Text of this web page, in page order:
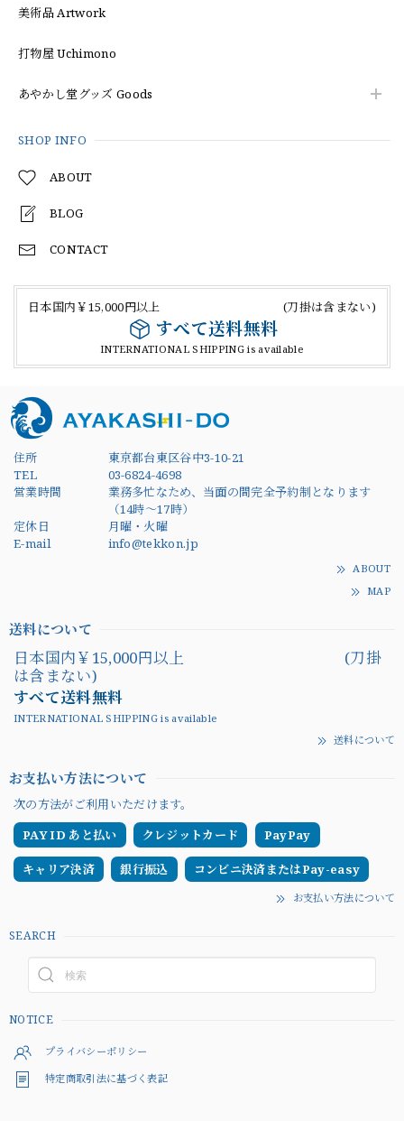
美術品 Artwork
打物屋 Uchimono
あやかし堂グッズ Goods
SHOP INFO
ABOUT
BLOG
CONTACT
日本国内￥15,000円以上 (刀掛は含まない)
すべて送料無料
INTERNATIONAL SHIPPING is available
住所
東京都台東区谷中3-10-21
TEL
03-6824-4698
営業時間
業務多忙なため、当面の間完全予約制となります
（14時～17時）
定休日
月曜・火曜
E-mail
info@tekkon.jp
ABOUT
MAP
送料について
日本国内￥15,000円以上 (刀掛
は含まない)
すべて送料無料
INTERNATIONAL SHIPPING is available
送料について
お支払い方法について
次の方法がご利用いただけます。
PAY ID あと払い
クレジットカード PayPay
キャリア決済 銀行振込 コンビニ決済またはPay-easy
お支払い方法について
SEARCH
NOTICE
プライバシーポリシー
特定商取引法に基づく表記